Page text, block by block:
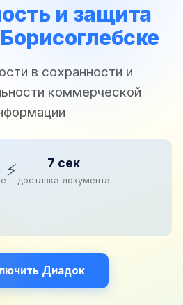
и защита
в сохранности и
коммерческой
⚡ 7 сек
доставка документа
Диадок